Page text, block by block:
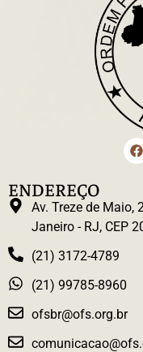
ENDEREÇO
Av. Treze de Maio,
Janeiro - RJ, CEP
(21) 3172-4789
(21) 99785-8960
ofsbr@ofs.org.br